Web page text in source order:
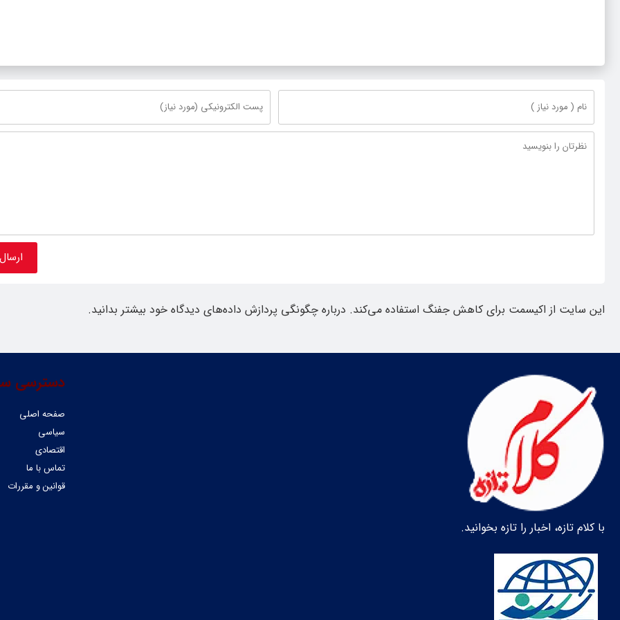
این سایت از اکیسمت برای کاهش جفنگ استفاده می‌کند. درباره چگونگی پردازش داده‌های دیدگاه خود بیشتر بدانید.
با کلام تازه، اخبار را تازه بخوانید.
دسترسی
صفحه اصلی
سیاسی
اقتصادی
تماس با ما
قوانین و مقررات